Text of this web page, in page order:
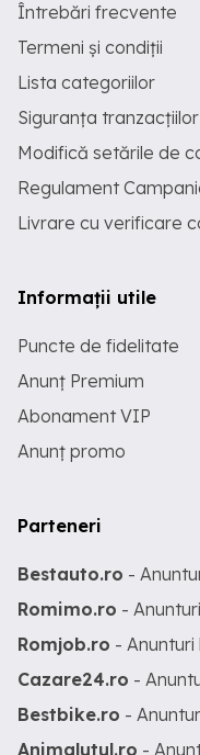
Întrebări frecvente
Termeni și condiții
Lista categoriilor
Siguranța tranzacțiilor
Modifică setările de
Regulament
Livrare cu verificare
Informații utile
Puncte de fidelitate
Anunț Premium
Abonament VIP
Anunț promo
Parteneri
Bestauto.ro -
Romimo.ro -
Romjob.ro -
Cazare24.ro -
Bestbike.ro -
Animalutul.ro -